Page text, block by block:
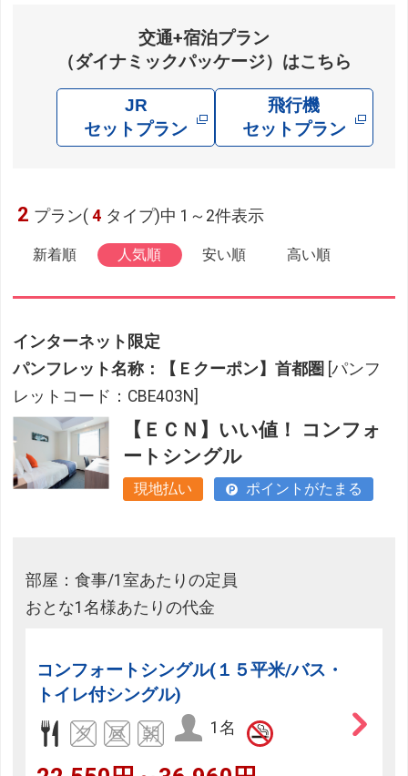
交通+宿泊プラン
（ダイナミックパッケージ）はこちら
JR
セットプラン
飛行機
セットプラン
2 プラン( 4 タイプ)中 1～2件表示
新着順 人気順 安い順 高い順
インターネット限定
パンフレット名称：【Ｅクーポン】首都圏 [パンフ
レットコード：CBE403N]
【ＥＣＮ】いい値！ コンフォ
ートシングル
現地払い ポイントがたまる
部屋：食事/1室あたりの定員
おとな1名様あたりの代金
コンフォートシングル(１５平米/バス・
トイレ付シングル)
1名